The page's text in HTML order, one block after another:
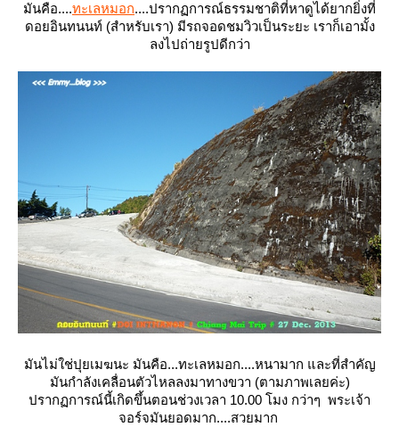
มันคือ....ทะเลหมอก....ปรากฏการณ์ธรรมชาติที่หาดูได้ยากยิ่งที่
ดอยอินทนนท์ (สำหรับเรา) มีรถจอดชมวิวเป็นระยะ เราก็เอามั้ง
ลงไปถ่ายรูปดีกว่า
มันไม่ใช่ปุยเมฆนะ มันคือ...ทะเลหมอก....หนามาก และที่สำคัญ
มันกำลังเคลื่อนตัวไหลลงมาทางขวา (ตามภาพเลยค่ะ)
ปรากฏการณ์นี้เกิดขึ้นตอนช่วงเวลา 10.00 โมง กว่าๆ พระเจ้า
จอร์จมันยอดมาก....สวยมาก